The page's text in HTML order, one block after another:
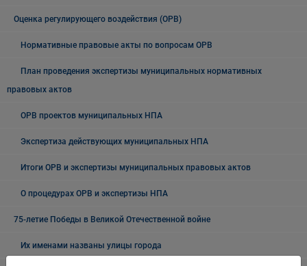
Оценка регулирующего воздействия (ОРВ)
Нормативные правовые акты по вопросам ОРВ
План проведения экспертизы муниципальных нормативных
правовых актов
ОРВ проектов муниципальных НПА
Экспертиза действующих муниципальных НПА
Итоги ОРВ и экспертизы муниципальных правовых актов
О процедурах ОРВ и экспертизы НПА
75-летие Победы в Великой Отечественной войне
Их именами названы улицы города